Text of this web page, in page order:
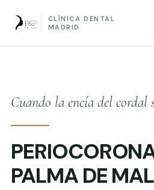
CLÍNICA DENTAL
MADRID
Cuando la encía del cordal
PALMA DE